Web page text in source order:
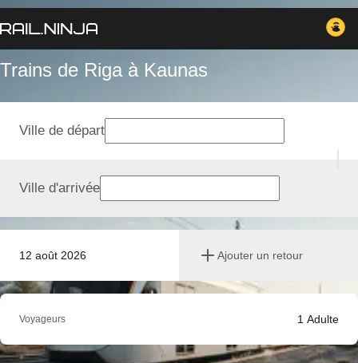
Trains de Riga à Kaunas
12 août 2026 Ajouter un retour
Ville de départ
Ville d'arrivée
Voyageurs 1 Adulte